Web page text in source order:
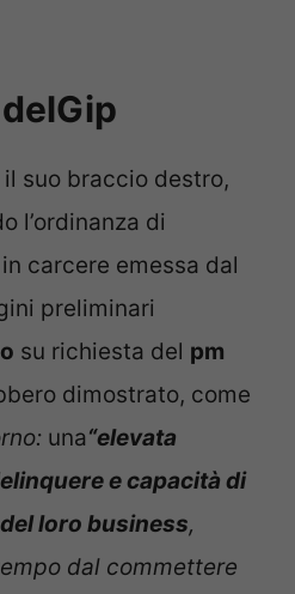
il suo braccio destro,
l’ordinanza di
carcere emessa dal
preliminari
su richiesta del pm
dimostrato, come
una“elevata
e capacità di
loro business,
dal commettere